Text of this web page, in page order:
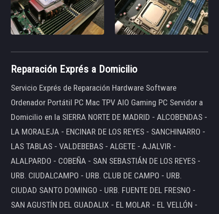
Reparación Exprés a Domicilio
Servicio Exprés de Reparación Hardware Software
Ordenador Portátil PC Mac TPV AIO Gaming PC Servidor a
Domicilio en la SIERRA NORTE DE MADRID - ALCOBENDAS -
LA MORALEJA - ENCINAR DE LOS REYES - SANCHINARRO -
LAS TABLAS - VALDEBEBAS - ALGETE - AJALVIR -
ALALPARDO - COBEÑA - SAN SEBASTIÁN DE LOS REYES -
URB. CIUDALCAMPO - URB. CLUB DE CAMPO - URB.
CIUDAD SANTO DOMINGO - URB. FUENTE DEL FRESNO -
SAN AGUSTÍN DEL GUADALIX - EL MOLAR - EL VELLÓN -